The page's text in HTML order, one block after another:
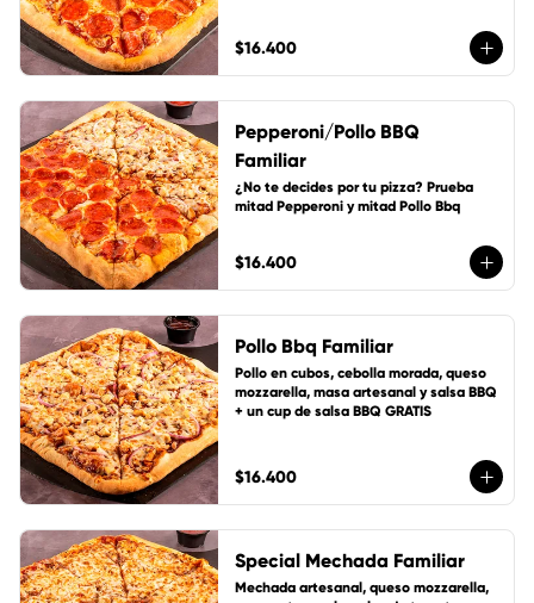
$16.400
Pepperoni/Pollo BBQ
Familiar
¿No te decides por tu pizza? Prueba
mitad Pepperoni y mitad Pollo Bbq
$16.400
Pollo Bbq Familiar
Pollo en cubos, cebolla morada, queso
mozzarella, masa artesanal y salsa BBQ
+ un cup de salsa BBQ GRATIS
$16.400
Special Mechada Familiar
Mechada artesanal, queso mozzarella,